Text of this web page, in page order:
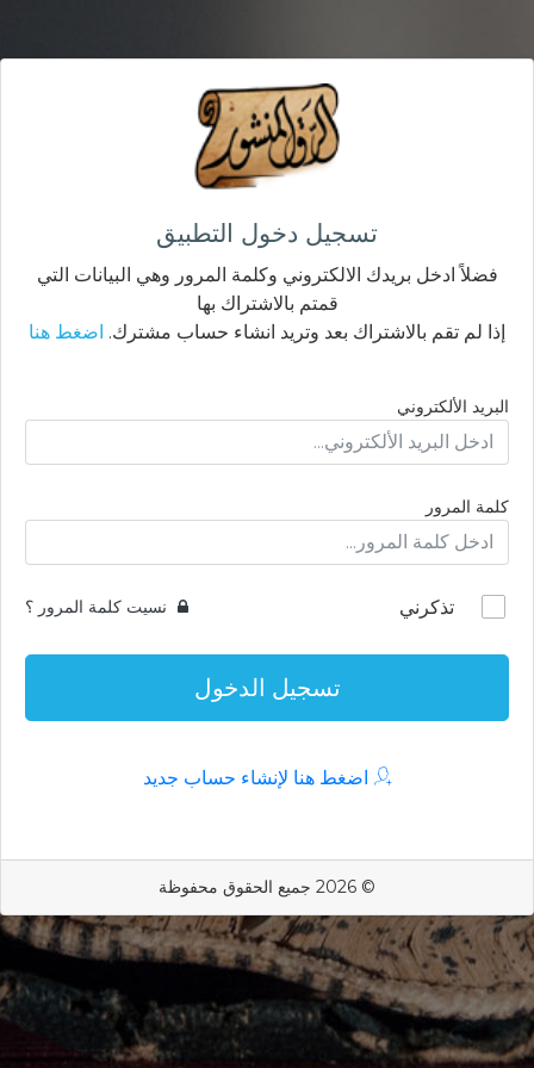
تسجيل دخول التطبيق
فضلاً ادخل بريدك الالكتروني وكلمة المرور وهي البيانات التي
قمتم بالاشتراك بها
إذا لم تقم بالاشتراك بعد وتريد انشاء حساب مشترك. اضغط هنا
البريد الألكتروني
كلمة المرور
تذكرني نسيت كلمة المرور ؟
تسجيل الدخول
اضغط هنا لإنشاء حساب جديد
© 2026 جميع الحقوق محفوظة